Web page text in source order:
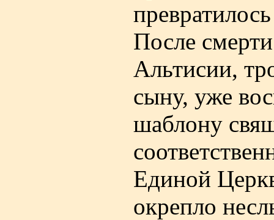
После
Альтисии,
сыну, уже
шаблону
Единой
окрепло